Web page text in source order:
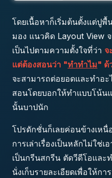
โดยเนื้อหาก็เริ่มต้นตั้งแต่ปูพื้
มอง แนวคิด Layout View
เป็นไปตามความตั้งใจที่ว่า จ
แต่ต้องสอนว่า "ทำทำไม" ด้
จะสามารถต่อยอดและทำอะ
สอนโดยบอกให้ทำแบบโน้น
นั้นบาปนัก
โปรดักชั่นก็เลยค่อนข้างเหนื่
การเล่าเรื่องเป็นหลักไม่ใช่
เป็นกรีนสกรีน ตัดวีดีโอและ
นั่งเก็บรายละเอียดเพื่อให้ก